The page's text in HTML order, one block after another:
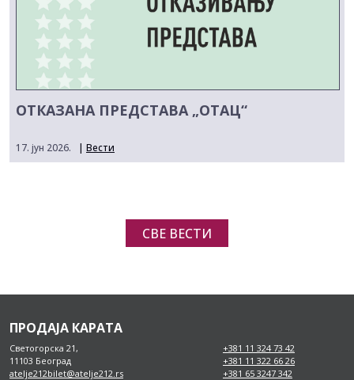
ОТКАЗАНА ПРЕДСТАВА „ОТАЦ“
17. јун 2026. | Вести
СВЕ ВЕСТИ
ПРОДАЈА КАРАТА
Светогорска 21,
11103 Београд
atelje212bilet@atelje212.rs
+381 11 324 73 42
+381 11 322 66 26
+381 65 3247 342